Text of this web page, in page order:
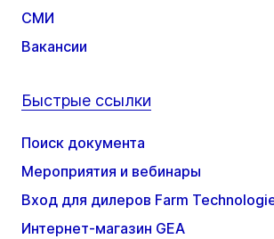
СМИ
Вакансии
Быстрые ссылки
Поиск документа
Мероприятия и вебинары
Вход для дилеров Farm
Интернет-магазин GEA